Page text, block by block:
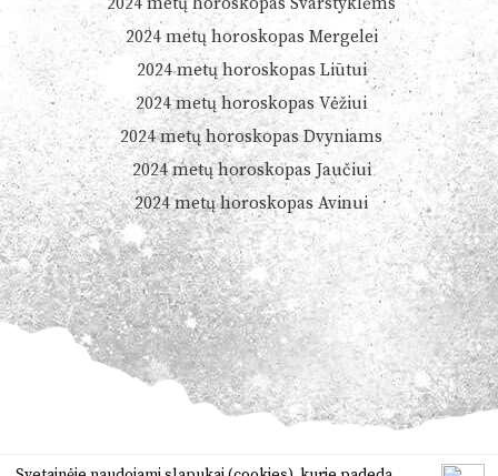
2024 metų horoskopas Mergelei
2024 metų horoskopas Liūtui
2024 metų horoskopas Vėžiui
2024 metų horoskopas Dvyniams
2024 metų horoskopas Jaučiui
2024 metų horoskopas Avinui